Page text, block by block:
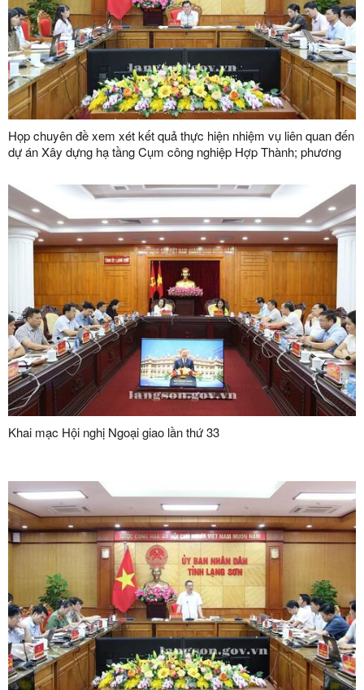
Họp chuyên đề xem xét kết quả thực hiện nhiệm vụ liên quan đến
dự án Xây dựng hạ tầng Cụm công nghiệp Hợp Thành; phương
phục vụ giải phóng mặt bằng dự án Khu công nghiệp VSIP Lạng
Sơn
Khai mạc Hội nghị Ngoại giao lần thứ 33